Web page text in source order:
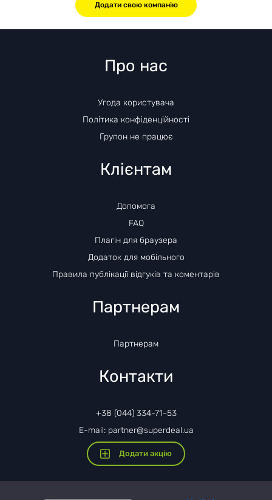
Додати свою компанію
Про нас
Угода користувача
Політика конфіденційності
Групон не працює
Клієнтам
Допомога
FAQ
Плагін для браузера
Додаток для мобільного
Правила публікації відгуків та коментарів
Партнерам
Партнерам
Контакти
+38 (044) 334-71-53
E-mail: partner@superdeal.ua
Додати акцію